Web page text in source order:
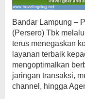
Bandar Lampung –
(Persero) Tbk
terus menegaskan
layanan terbaik
mengoptimalkan
jaringan transaksi,
channel, hingga